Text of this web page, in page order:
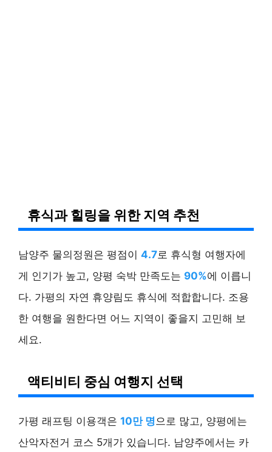
휴식과 힐링을 위한 지역 추천
남양주 물의정원은 평점이 4.7로 휴식형 여행자에
게 인기가 높고, 양평 숙박 만족도는 90%에 이릅니
다. 가평의 자연 휴양림도 휴식에 적합합니다. 조용
한 여행을 원한다면 어느 지역이 좋을지 고민해 보
세요.
액티비티 중심 여행지 선택
가평 래프팅 이용객은 10만 명으로 많고, 양평에는
산악자전거 코스 5개가 있습니다. 남양주에서는 카